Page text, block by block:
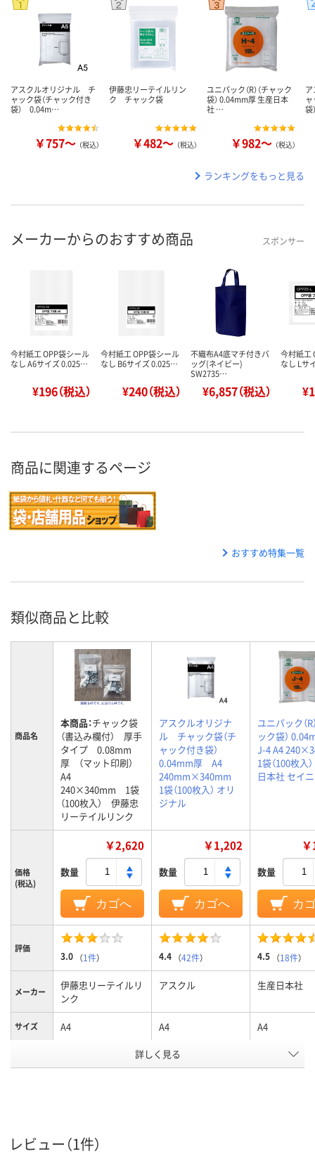
アスクルオリジナル チ
ャック袋（チャック付き
袋） 0.04m…
￥757～ （税込）
伊藤忠リーテイルリン
ク チャック袋
￥482～ （税込）
ユニパック（R）（チャック
袋） 0.04mm厚 生産日本
社 …
￥982～ （税込）
ャ
ランキングをもっと見る
メーカーからのおすすめ商品 スポンサー
今村紙工 OPP袋シール
なし A6サイズ 0.025…
¥196（税込）
今村紙工 OPP袋シール
なし B6サイズ 0.025…
¥240（税込）
不織布A4底マチ付きバ
ッグ(ネイビー)
SW2735…
¥6,857（税込）
今村紙工
なし Lサ
商品に関連するページ
おすすめ特集一覧
類似商品と比較
商品名
本商品：チャック袋
（書込み欄付） 厚手
タイプ 0.08mm
厚 （マット印刷）
A4
240×340mm 1袋
（100枚入） 伊藤忠
リーテイルリンク
アスクルオリジナ
ル チャック袋（チ
ャック付き袋）
0.04mm厚 A4
240mm×340mm
1袋（100枚入） オリ
ジナル
ユニパック（R
ック袋）
J-4 A4
1袋（100枚入
日本社 セイ
価格
(税込)
￥2,620
数量
カゴへ
￥1,202
数量
カゴへ
数量
カ
評価
3.0 （1件） 4.4 （42件） 4.5 （18件）
メーカー
伊藤忠リーテイルリ
ンク
アスクル 生産日本社
サイズ A4 A4 A4
ループ
クリア(透明
系
ポリエチレン
(LDPE)、LDPE（ツル
詳しく見る
レビュー（1件）